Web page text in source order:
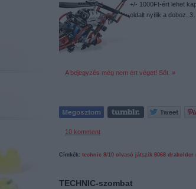
+/- 1000Ft-ért lehet
oldalt nyílik a doboz. 3…
A bejegyzés még nem ért véget! Sőt. »
10komment
Címkék: technic 8/10 olvasó játszik 8068 drakolder
TECHNIC-szombat